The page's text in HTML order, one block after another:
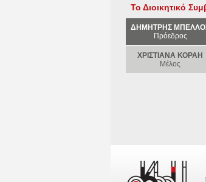
Το Διοικητικό
ΔΗΜΗΤΡΗΣ
Πρόεδρος
ΧΡΙΣΤΙΑΝΑ ΚΟΡΑΗ
Μέλος